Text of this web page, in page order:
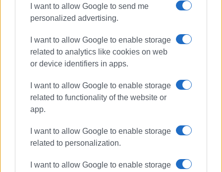
I want to allow Google to send me
personalized advertising.
I want to allow Google to enable storage
related to analytics like cookies on web
or device identifiers in apps.
I want to allow Google to enable storage
related to functionality of the website or
app.
I want to allow Google to enable storage
related to personalization.
I want to allow Google to enable storage